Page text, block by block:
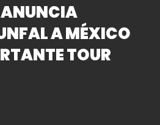
ANUNCIA
A MÉXICO
TOUR